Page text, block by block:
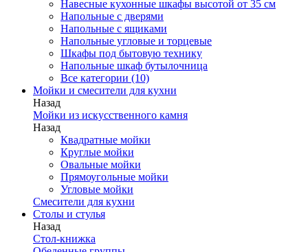
Навесные кухонные шкафы высотой от 35 см
Напольные с дверями
Напольные с ящиками
Напольные угловые и торцевые
Шкафы под бытовую технику
Напольные шкаф бутылочница
Все категории (10)
Мойки и смесители для кухни
Назад
Мойки из искусственного камня
Назад
Квадратные мойки
Круглые мойки
Овальные мойки
Прямоугольные мойки
Угловые мойки
Смесители для кухни
Столы и стулья
Назад
Стол-книжка